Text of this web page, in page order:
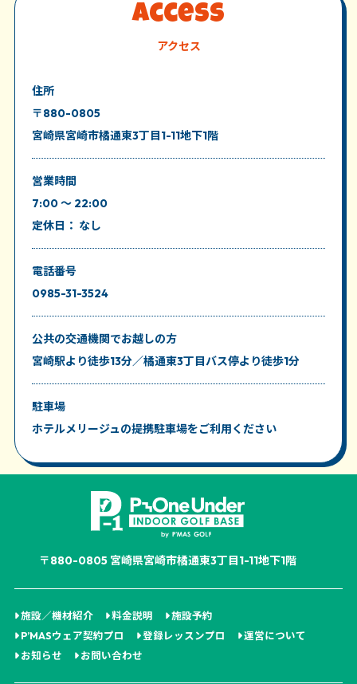
とし、重複の予約はないものとする。
8. 無断キャンセルが３回となった場合は、1週間の利用
9. ゴルフ練習場の利用に当たって、以下の行為を禁止し
ます。
(1) 無許可の写真・ビデオ撮影・録音
(3) 他のお客様への迷惑・危険になるような言動をす
ること
(4) 暴力的な言動、暴力行為、威嚇行為、他人を誹謗
10. 利用者は、自己の私物・金品は自己責任で管理する
責任を問いません。
11. 利用者は、ゴルフ練習場の設備、器具備品等について
善良なる管理者の注意義務をもって利用するものと
し、これらの汚損、破損、紛失等については新品の再
調達費用、修理代その他の一切の損害を利用者が負担
12. 入会時に届出を出した個人情報(住所・電話番号)に変
更が生じた場合は、速やかに所定の用紙に記入し、書
面を持って届出いたします。
13. ゴルフ練習場は、次のいずれかに該当する場合施設
全体または一部を休業することができます。
(1) 天災等の不可抗力、行政指導、社会情勢の著しい
変化、その他やむを得ない事情により本サービスの提
供が困難と判断した場合
Access
アクセス
住所
〒880-0805
宮崎県宮崎市橘通東3丁目1-11地下1階
営業時間
7:00 ～ 22:00
定休日： なし
電話番号
0985-31-3524
公共の交通機関でお越しの方
宮崎駅より徒歩13分／橘通東3丁目バス停より徒歩1分
駐車場
ホテルメリージュの提携駐車場をご利用ください
〒880-0805 宮崎県宮崎市橘通東3丁目1-11地下1階
施設／機材紹介 料金説明
施設予約
P’MASウェア契約プロ
登録レッスンプロ
運営について
お知らせ
お問い合わせ